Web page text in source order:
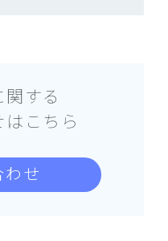
する
こちら
わせ